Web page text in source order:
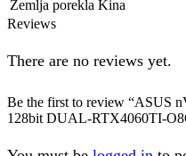
Zemlja porekla Kina
Reviews
There are no reviews yet.
Be the first to review “ASUS
128bit DUAL-RTX4060TI-